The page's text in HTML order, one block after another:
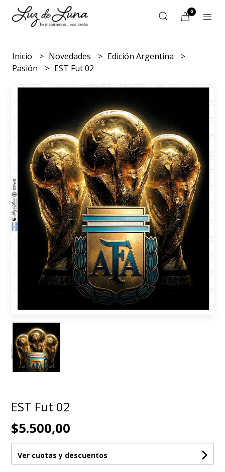
0
Inicio Novedades
Edición Argentina
Pasión
EST Fut 02
EST Fut 02
$5.500,00
Ver cuotas y descuentos